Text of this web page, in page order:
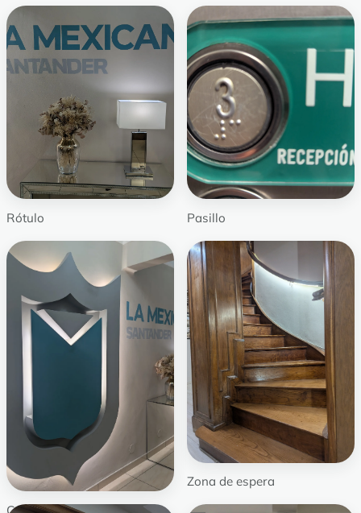
Rótulo Pasillo
Zona de espera